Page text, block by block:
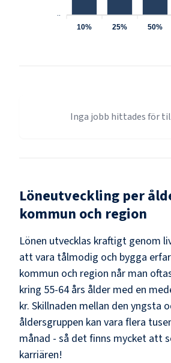
10% 25% 50%
Inga jobb hittades för
Löneutveckling per
kommun och region
Lönen utvecklas kraftigt genom
att vara tålmodig och bygga
kommun och region når man
kring 55-64 års ålder med en
kr. Skillnaden mellan den yngsta
åldersgruppen kan vara flera
månad - så det finns mycket att
karriären!